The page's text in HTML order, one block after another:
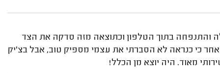
והתנפחה בתוך הטלפון וכתוצאה מזה סדקה את הצד
כי כנראה לא הסברתי את עצמי מספיק טוב, אבל בצ'יק
מאוד. היה יוצא מן הכלל!